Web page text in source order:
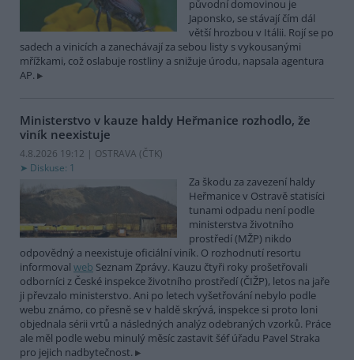
původní domovinou je
Japonsko, se stávají čím dál
větší hrozbou v Itálii. Rojí se po
sadech a vinicích a zanechávají za sebou listy s vykousanými
mřížkami, což oslabuje rostliny a snižuje úrodu, napsala agentura
AP.
Ministerstvo v kauze haldy Heřmanice rozhodlo, že
viník neexistuje
4.8.2026 19:12 | OSTRAVA (ČTK)
Diskuse: 1
Za škodu za zavezení haldy
Heřmanice v Ostravě statisíci
tunami odpadu není podle
ministerstva životního
prostředí (MŽP) nikdo
odpovědný a neexistuje oficiální viník. O rozhodnutí resortu
informoval web Seznam Zprávy. Kauzu čtyři roky prošetřovali
odborníci z České inspekce životního prostředí (ČIŽP), letos na jaře
ji převzalo ministerstvo. Ani po letech vyšetřování nebylo podle
webu známo, co přesně se v haldě skrývá, inspekce si proto loni
objednala sérii vrtů a následných analýz odebraných vzorků. Práce
ale měl podle webu minulý měsíc zastavit šéf úřadu Pavel Straka
pro jejich nadbytečnost.